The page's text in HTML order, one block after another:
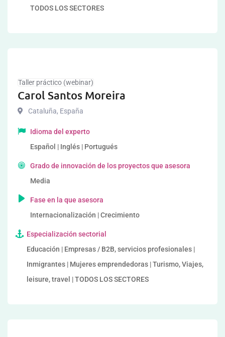
TODOS LOS SECTORES
Taller práctico (webinar)
Carol Santos Moreira
Cataluña, España
Idioma del experto
Español | Inglés | Portugués
Grado de innovación de los proyectos que asesora
Media
Fase en la que asesora
Internacionalización | Crecimiento
Especialización sectorial
Educación | Empresas / B2B, servicios profesionales |
Inmigrantes | Mujeres emprendedoras | Turismo, Viajes,
leisure, travel | TODOS LOS SECTORES